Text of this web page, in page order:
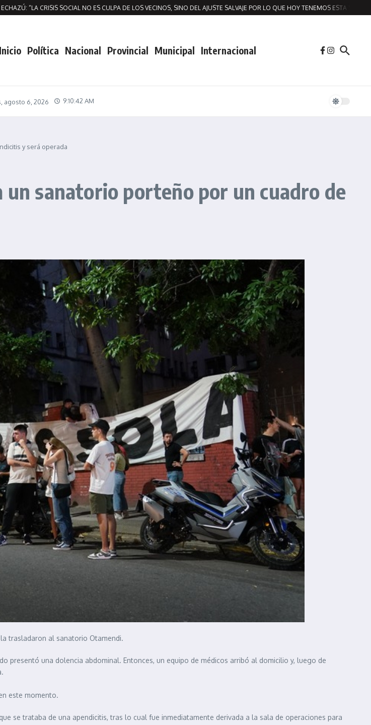
“LA CRISIS SOCIAL NO ES CULPA DE LOS VECINOS, SINO DEL AJUSTE SALVAJE POR LO QUE HOY TENEMOS ESTA SITUACION
Inicio Política Nacional Provincial Municipal Internacional
agosto 6, 2026 9:10:43 AM
y será operada
sanatorio porteño por un cuadro de
trasladaron al sanatorio Otamendi.
presentó una dolencia abdominal. Entonces, un equipo de médicos arribó al domicilio y, luego de
este momento.
se trataba de una apendicitis, tras lo cual fue inmediatamente derivada a la sala de operaciones para